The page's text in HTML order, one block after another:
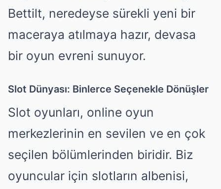
Bettilt, neredeyse sürekli yeni bir
maceraya atılmaya hazır, devasa
bir oyun evreni sunuyor.
Slot Dünyası: Binlerce Seçenekle Dönüşler
Slot oyunları, online oyun
merkezlerinin en sevilen ve en çok
seçilen bölümlerinden biridir. Biz
oyuncular için slotların albenisi,